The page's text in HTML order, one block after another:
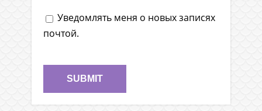
Уведомлять меня о новых записях
почтой.